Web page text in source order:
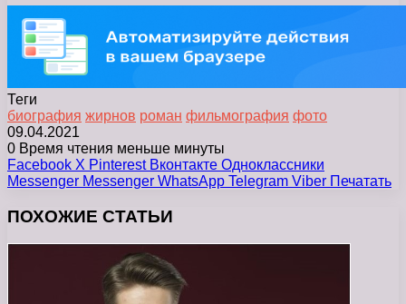
Теги
биография жирнов роман фильмография фото
09.04.2021
0 Время чтения меньше минуты
Facebook X Pinterest Вконтакте Одноклассники
Messenger Messenger WhatsApp Telegram Viber Печатать
ПОХОЖИЕ СТАТЬИ